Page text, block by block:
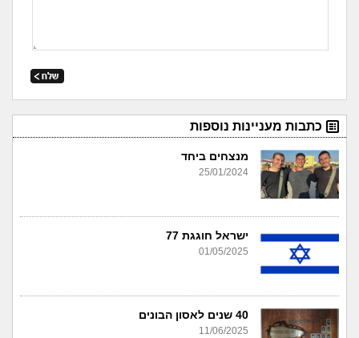
כתבות מעניינות נוספות
מנצחים ביחד
25/01/2024
ישראל חוגגת 77
01/05/2025
40 שנים לאסון הבונים
11/06/2025